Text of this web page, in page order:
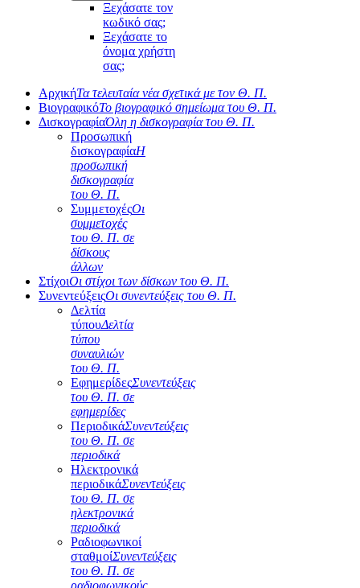
Ξεχάσατε τον
κωδικό σας;
Ξεχάσατε το
όνομα χρήστη
σας;
ΑρχικήΤα τελευταία νέα σχετικά με τον Θ. Π.
ΒιογραφικόΤο βιογραφικό σημείωμα του Θ. Π.
ΔισκογραφίαΌλη η δισκογραφία του Θ. Π.
Προσωπική
δισκογραφίαΗ
προσωπική
δισκογραφία
του Θ. Π.
ΣυμμετοχέςΟι
συμμετοχές
του Θ. Π. σε
δίσκους
άλλων
ΣτίχοιΟι στίχοι των δίσκων του Θ. Π.
ΣυνεντεύξειςΟι συνεντεύξεις του Θ. Π.
Δελτία
τύπουΔελτία
τύπου
συναυλιών
του Θ. Π.
ΕφημερίδεςΣυνεντεύξεις
του Θ. Π. σε
εφημερίδες
ΠεριοδικάΣυνεντεύξεις
του Θ. Π. σε
περιοδικά
Ηλεκτρονικά
περιοδικάΣυνεντεύξεις
του Θ. Π. σε
ηλεκτρονικά
περιοδικά
Ραδιοφωνικοί
σταθμοίΣυνεντεύξεις
του Θ. Π. σε